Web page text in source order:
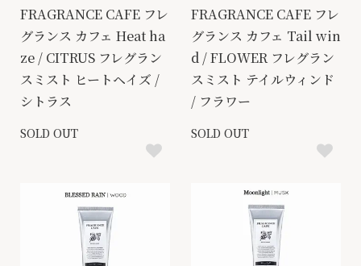
FRAGRANCE CAFE フレ
グランス カフェ Heat ha
ze / CITRUS フレグラン
スミスト ヒートヘイズ /
シトラス
SOLD OUT
FRAGRANCE CAFE フレ
グランス カフェ Tail win
d / FLOWER フレグラン
スミスト テイルウィンド
/ フラワー
SOLD OUT